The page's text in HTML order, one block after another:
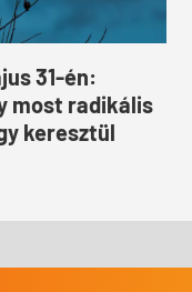
31-én:
most radikális
keresztül